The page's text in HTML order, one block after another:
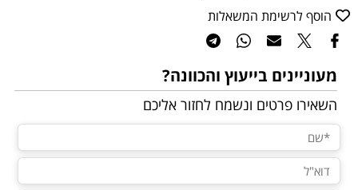
הוסף לרשימת המשאלות
מעוניינים בייעוץ והכוונה?
השאירו פרטים ונשמח לחזור אליכם